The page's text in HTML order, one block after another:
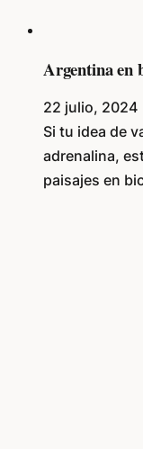
Argentina en
22 julio, 2024
Si tu idea de
adrenalina,
paisajes en